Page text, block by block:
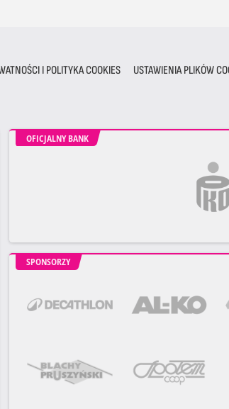
I POLITYKA COOKIES USTAWIENIA PLIKÓW
OFICJALNY BANK
SPONSORZY